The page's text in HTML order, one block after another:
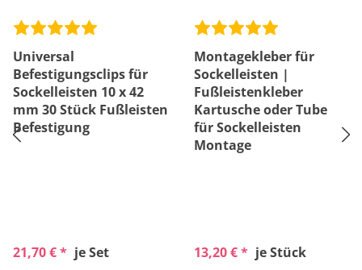
Universal
Befestigungsclips für
Sockelleisten 10 x 42
mm 30 Stück Fußleisten
Befestigung
21,70 € * je Set
Montagekleber für
Sockelleisten |
Fußleistenkleber
Kartusche oder Tube
für Sockelleisten
Montage
13,20 € * je Stück